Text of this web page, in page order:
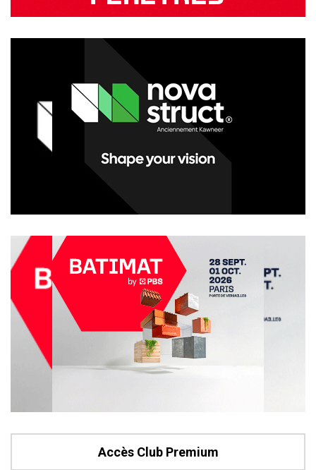
Accès Club Premium